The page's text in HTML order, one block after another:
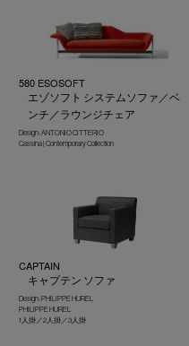
580 ESOSOFT
エゾソフト システムソファ／ベ
ンチ／ラウンジチェア
Design : ANTONIO CITTERIO
Cassina | Contemporary Collection
CAPTAIN
キャプテン ソファ
Design : PHILIPPE HUREL
PHILIPPE HUREL
1人掛／2人掛／3人掛